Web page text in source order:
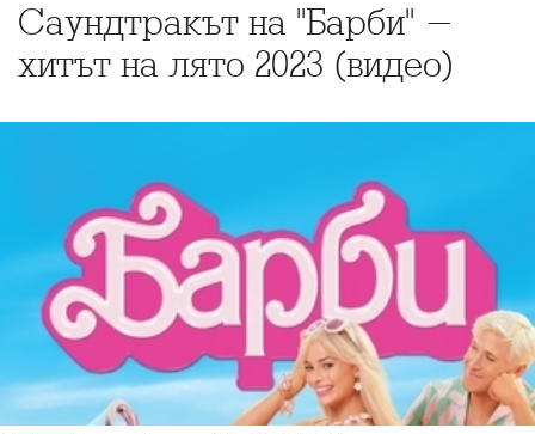
Саундтракът на "Барби" -
хитът на лято 2023 (видео)